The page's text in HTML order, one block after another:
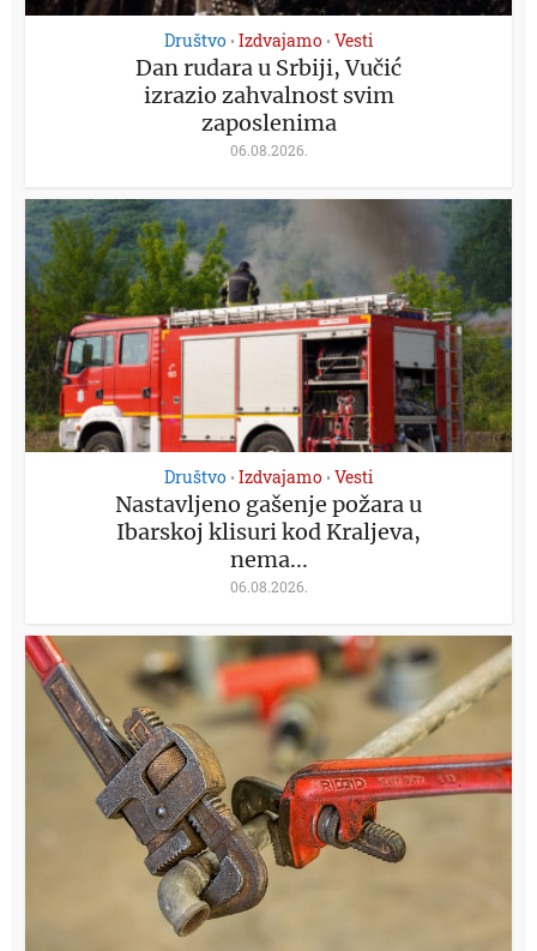
Društvo • Izdvajamo • Vesti
Dan rudara u Srbiji, Vučić
izrazio zahvalnost svim
zaposlenima
06.08.2026.
Društvo • Izdvajamo • Vesti
Nastavljeno gašenje požara u
Ibarskoj klisuri kod Kraljeva,
nema...
06.08.2026.